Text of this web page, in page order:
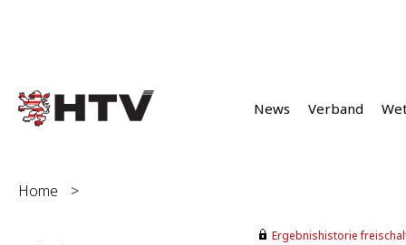
News Verband
Home >
Ergebnishistorie